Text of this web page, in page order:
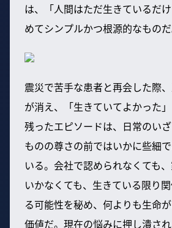
は、「人間はただ生きているだ
めてシンプルかつ根源的なものだ
震災で苦手な患者と再会した際
が消え、「生きていてよかった
残ったエピソードは、日常のい
ものの尊さの前ではいかに些細
いる。会社で認められなくても
いかなくても、生きている限り
る可能性を秘め、何よりも生命
価値だ。現在の悩みに押し潰さ